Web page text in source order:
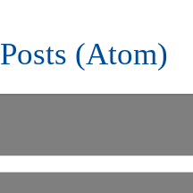
Posts (Atom)